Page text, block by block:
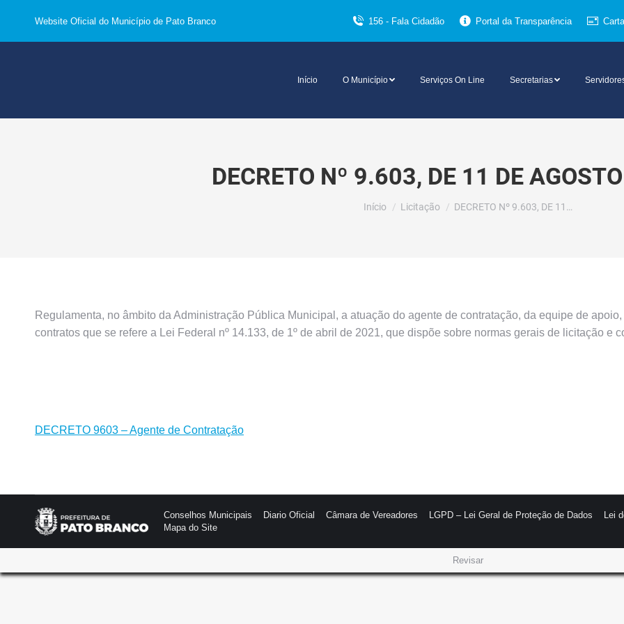
Website Oficial do Município de Pato Branco 156 - Fala Cidadão Portal da Transparência
Início O Município Serviços On Line Secretarias
DECRETO Nº 9.603, DE 11 DE
Você está aqui:
Início Licitação DECRETO Nº 9.603, DE 11…
Regulamenta, no âmbito da Administração Pública Municipal, a atuação do agente de contratação, da equipe de
contratos que se refere a Lei Federal nº 14.133, de 1º de abril de 2021, que dispõe sobre normas gerais de licitação e
DECRETO 9603 – Agente de Contratação
Conselhos Municipais Diario Oficial Câmara de Vereadores LGPD – Lei Geral de Proteção de Dados Lei
Mapa do Site
Revisar